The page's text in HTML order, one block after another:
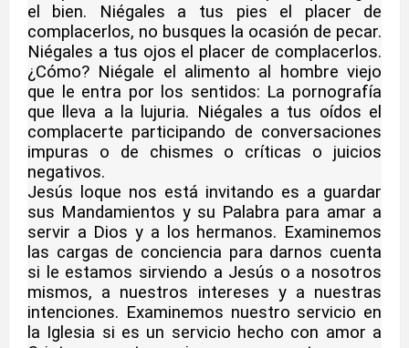
el bien. Niégales a tus pies el placer de
complacerlos, no busques la ocasión de pecar.
Niégales a tus ojos el placer de complacerlos.
¿Cómo? Niégale el alimento al hombre viejo
que le entra por los sentidos: La pornografía
que lleva a la lujuria. Niégales a tus oídos el
complacerte participando de conversaciones
impuras o de chismes o críticas o juicios
negativos.
Jesús loque nos está invitando es a guardar
sus Mandamientos y su Palabra para amar a
servir a Dios y a los hermanos. Examinemos
las cargas de conciencia para darnos cuenta
si le estamos sirviendo a Jesús o a nosotros
mismos, a nuestros intereses y a nuestras
intenciones. Examinemos nuestro servicio en
la Iglesia si es un servicio hecho con amor a